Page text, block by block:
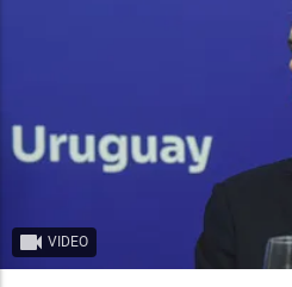
VIDEO